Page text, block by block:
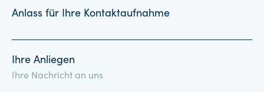
Anlass für Ihre Kontaktaufnahme
Ihre Anliegen